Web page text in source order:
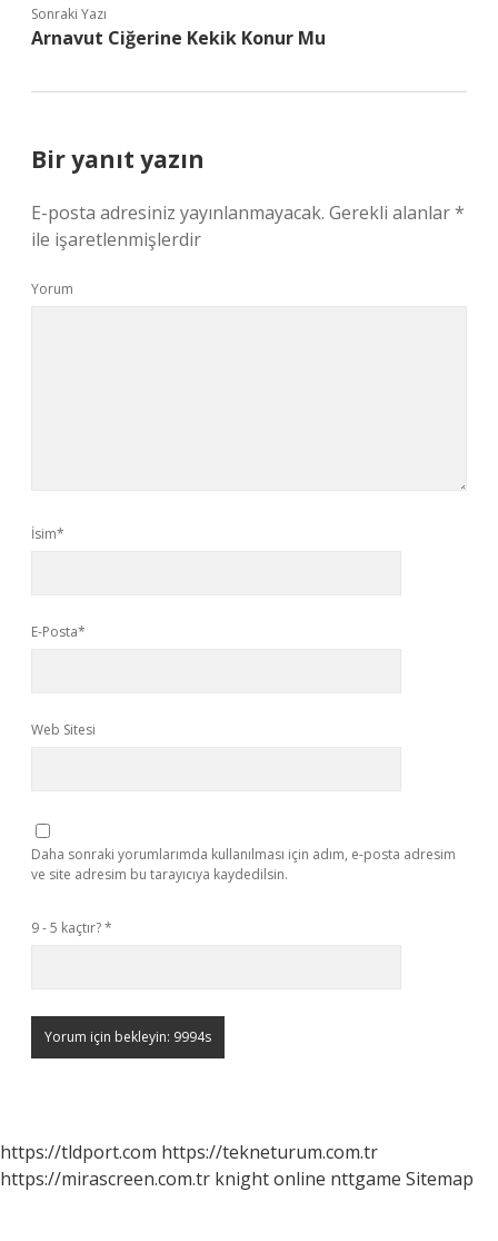
Sonraki Yazı
Arnavut Ciğerine Kekik Konur Mu
Bir yanıt yazın
E-posta adresiniz yayınlanmayacak. Gerekli alanlar*
ile işaretlenmişlerdir
Yorum
İsim*
E-Posta*
Web Sitesi
Daha sonraki yorumlarımda kullanılması için adım, e-posta adresim
ve site adresim bu tarayıcıya kaydedilsin.
9 - 5 kaçtır?*
https://tldport.com https://tekneturum.com.tr
https://mirascreen.com.tr knight online nttgame Sitemap